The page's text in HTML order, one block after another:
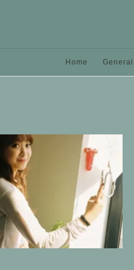
Home General